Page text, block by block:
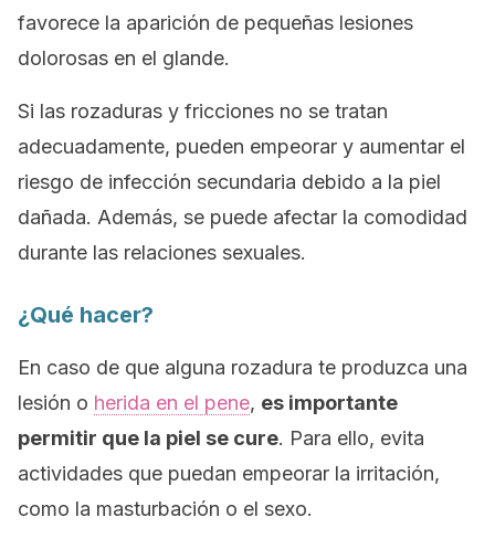
favorece la aparición de pequeñas lesiones
dolorosas en el glande.
Si las rozaduras y fricciones no se tratan
adecuadamente, pueden empeorar y aumentar el
riesgo de infección secundaria debido a la piel
dañada. Además, se puede afectar la comodidad
durante las relaciones sexuales.
¿Qué hacer?
En caso de que alguna rozadura te produzca una
lesión o herida en el pene, es importante
permitir que la piel se cure. Para ello, evita
actividades que puedan empeorar la irritación,
como la masturbación o el sexo.